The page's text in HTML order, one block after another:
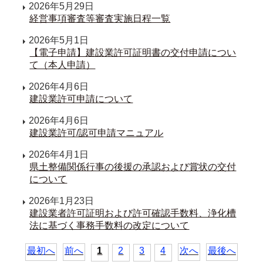
2026年5月29日
経営事項審査等審査実施日程一覧
2026年5月1日
【電子申請】建設業許可証明書の交付申請につい
て（本人申請）
2026年4月6日
建設業許可申請について
2026年4月6日
建設業許可/認可申請マニュアル
2026年4月1日
県土整備関係行事の後援の承認および賞状の交付
について
2026年1月23日
建設業者許可証明および許可確認手数料、浄化槽
法に基づく事務手数料の改定について
最初へ 前へ 1 2 3 4 次へ 最後へ